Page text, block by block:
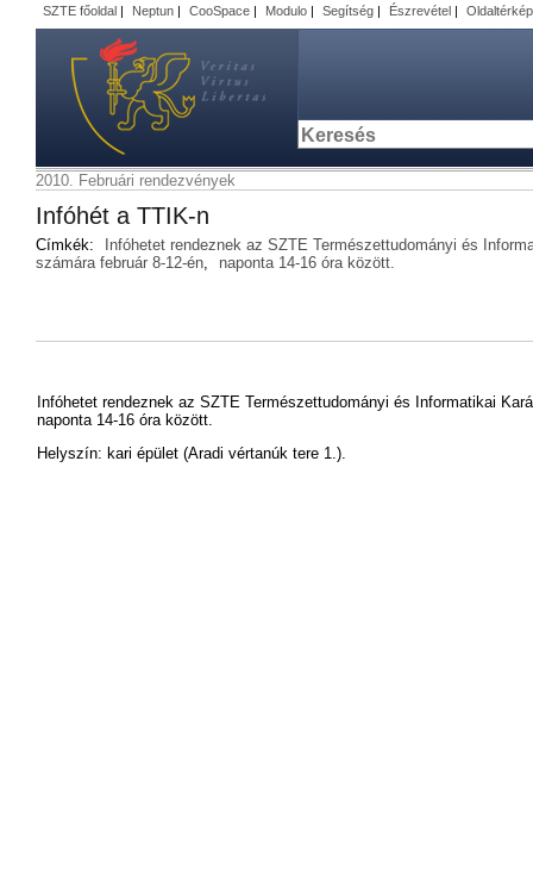
SZTE főoldal | Neptun | CooSpace | Modulo | Segítség | Észrevétel | Oldaltérkép
2010. Februári rendezvények
Infóhét a TTIK-n
Címkék:
Infóhetet rendeznek az SZTE Természettudományi és
számára február 8-12-én, naponta 14-16 óra között.
Infóhetet rendeznek az SZTE Természettudományi és Informatikai
naponta 14-16 óra között.
Helyszín: kari épület (Aradi vértanúk tere 1.).